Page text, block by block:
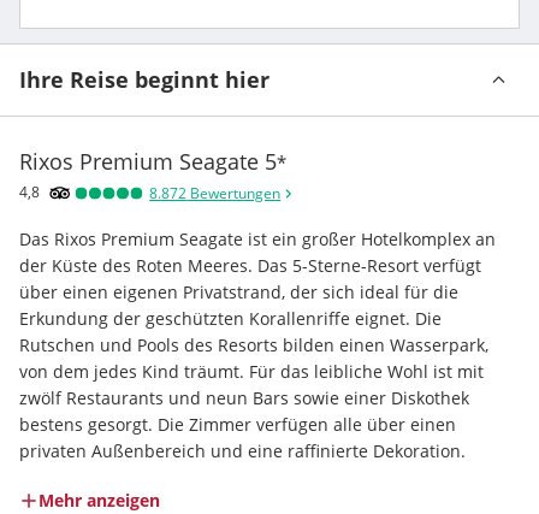
Ihre Reise beginnt hier
Rixos Premium Seagate 5*
4,8 8.872 Bewertungen
Das Rixos Premium Seagate ist ein großer Hotelkomplex an
der Küste des Roten Meeres. Das 5-Sterne-Resort verfügt
über einen eigenen Privatstrand, der sich ideal für die
Erkundung der geschützten Korallenriffe eignet. Die
Rutschen und Pools des Resorts bilden einen Wasserpark,
von dem jedes Kind träumt. Für das leibliche Wohl ist mit
zwölf Restaurants und neun Bars sowie einer Diskothek
bestens gesorgt. Die Zimmer verfügen alle über einen
privaten Außenbereich und eine raffinierte Dekoration.
Mehr anzeigen